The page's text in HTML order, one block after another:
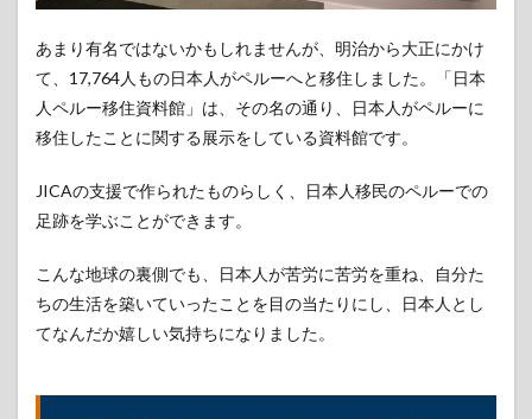
あまり有名ではないかもしれませんが、明治から大正にかけ
て、17,764人もの日本人がペルーへと移住しました。「日本
人ペルー移住資料館」は、その名の通り、日本人がペルーに
移住したことに関する展示をしている資料館です。
JICAの支援で作られたものらしく、日本人移民のペルーでの
足跡を学ぶことができます。
こんな地球の裏側でも、日本人が苦労に苦労を重ね、自分た
ちの生活を築いていったことを目の当たりにし、日本人とし
てなんだか嬉しい気持ちになりました。